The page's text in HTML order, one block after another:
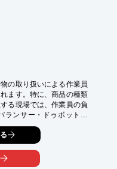
の取り扱いによる作業員
ます。特に、商品の種類
る現場では、作業員の負
ンサー・ドゥボット』
るため、ピッキング作業